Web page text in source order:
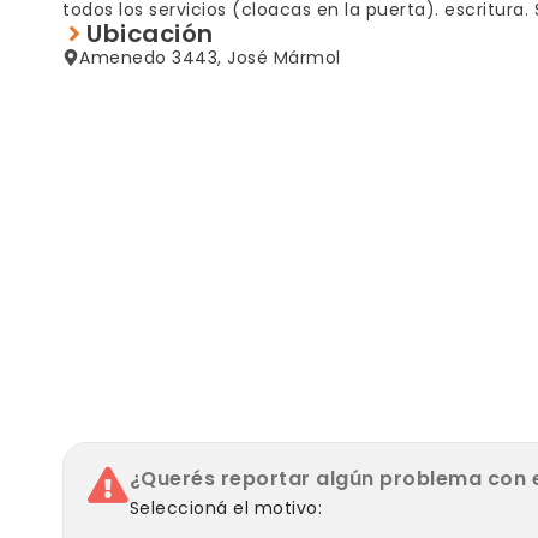
todos los servicios (cloacas en la puerta). escritura.
Ubicación
Amenedo 3443, José Mármol
¿Querés reportar algún problema con
Seleccioná el motivo: